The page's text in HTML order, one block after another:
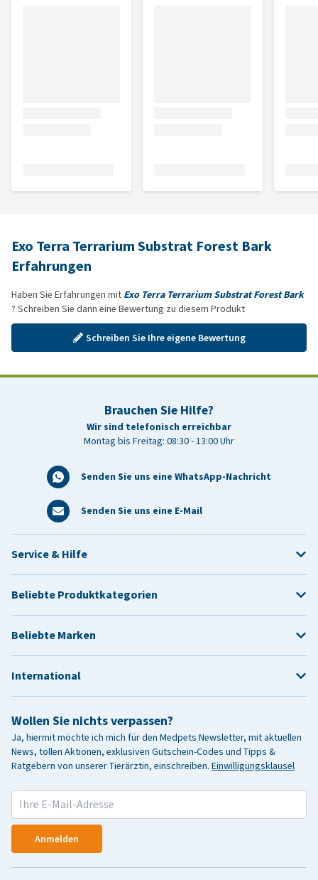
Exo Terra Terrarium Substrat Forest Bark
Erfahrungen
Haben Sie Erfahrungen mit Exo Terra Terrarium Substrat Forest Bark
? Schreiben Sie dann eine Bewertung zu diesem Produkt
Schreiben Sie Ihre eigene Bewertung
Brauchen Sie Hilfe?
Wir sind telefonisch erreichbar
Montag bis Freitag: 08:30 - 13:00 Uhr
Senden Sie uns eine WhatsApp-Nachricht
Senden Sie uns eine E-Mail
Wollen Sie nichts verpassen?
Ja, hiermit möchte ich mich für den Medpets Newsletter, mit aktuellen
News, tollen Aktionen, exklusiven Gutschein-Codes und Tipps &
Ratgebern von unserer Tierärztin, einschreiben. Einwilligungsklausel
Anmelden
Service & Hilfe
Beliebte Produktkategorien
Beliebte Marken
International